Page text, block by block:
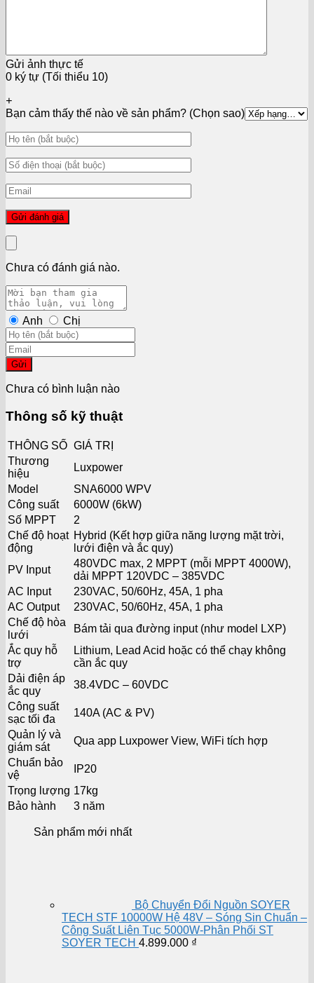
Gửi ảnh thực tế
0 ký tự (Tối thiểu 10)
+
Bạn cảm thấy thế nào về sản phẩm? (Chọn sao)
Chưa có đánh giá nào.
Anh Chị
Gửi
Chưa có bình luận nào
Thông số kỹ thuật
THÔNG SỐ GIÁ TRỊ
Thương
hiệu
Luxpower
Model
SNA6000 WPV
Công suất
6000W (6kW)
Số MPPT
2
Chế độ hoạt
động
Hybrid (Kết hợp giữa năng lượng mặt trời,
lưới điện và ắc quy)
PV Input
480VDC max, 2 MPPT (mỗi MPPT 4000W),
dải MPPT 120VDC – 385VDC
AC Input
230VAC, 50/60Hz, 45A, 1 pha
AC Output
230VAC, 50/60Hz, 45A, 1 pha
Chế độ hòa
lưới
Bám tải qua đường input (như model LXP)
Ắc quy hỗ
trợ
Lithium, Lead Acid hoặc có thể chạy không
cần ắc quy
Dải điện áp
ắc quy
38.4VDC – 60VDC
Công suất
sạc tối đa
140A (AC & PV)
Quản lý và
giám sát
Qua app Luxpower View, WiFi tích hợp
Chuẩn bảo
vệ
IP20
Trọng lượng 17kg
Bảo hành
3 năm
Sản phẩm mới nhất
Bộ Chuyển Đổi Nguồn SOYER
TECH STF 10000W Hệ 48V – Sóng Sin Chuẩn –
Công Suất Liên Tục 5000W-Phân Phối ST
SOYER TECH 4.899.000 ₫